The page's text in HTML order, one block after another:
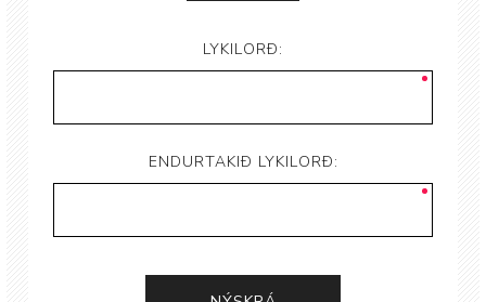
LYKILORÐ:
ENDURTAKIÐ LYKILORÐ: